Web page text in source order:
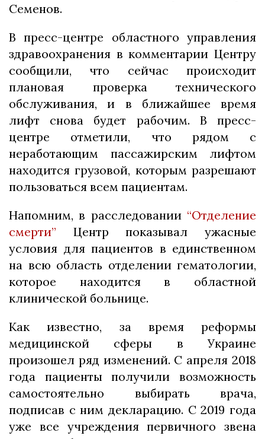
Семенов.
В пресс-центре областного управления
здравоохранения в комментарии Центру
сообщили, что сейчас происходит
плановая проверка технического
обслуживания, и в ближайшее время
лифт снова будет рабочим. В пресс-
центре отметили, что рядом с
неработающим пассажирским лифтом
находится грузовой, которым разрешают
пользоваться всем пациентам.
Напомним, в расследовании “Отделение
смерти” Центр показывал ужасные
условия для пациентов в единственном
на всю область отделении гематологии,
которое находится в областной
клинической больнице.
Как известно, за время реформы
медицинской сферы в Украине
произошел ряд изменений. С апреля 2018
года пациенты получили возможность
самостоятельно выбирать врача,
подписав с ним декларацию. С 2019 года
уже все учреждения первичного звена